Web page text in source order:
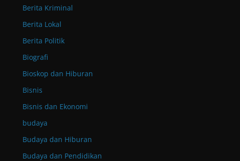
Berita Kriminal
Berita Lokal
Berita Politik
Biografi
Bioskop dan Hiburan
Bisnis
Bisnis dan Ekonomi
budaya
Budaya dan Hiburan
Budaya dan Pendidikan